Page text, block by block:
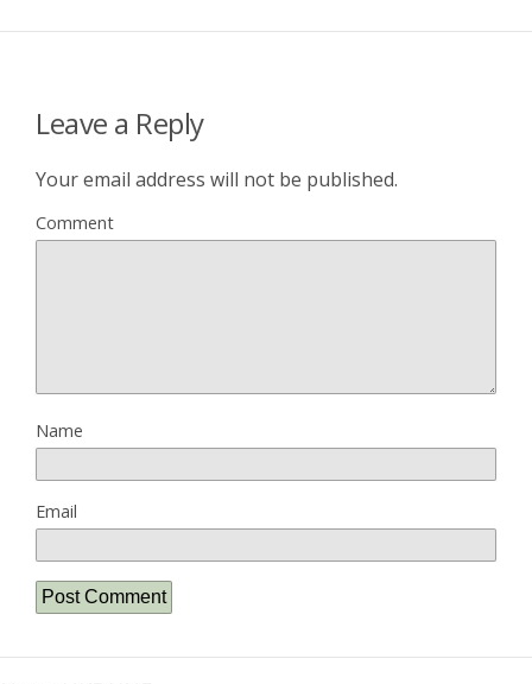
Leave a Reply
Your email address will not be published.
Comment
Name
Email